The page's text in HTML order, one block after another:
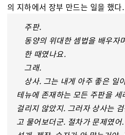
의 지하에서 장부 만드는 일을 했
주판.
동양의 위대한 셈법을 배우자
한 때였나요.
그래.
상사. 그는 내게 아주 좋은 일
테뉴에 존재하는 모든 주판을
걸리지 않았지. 그러자 상사는
고 물어보더군. 절차가 문제였